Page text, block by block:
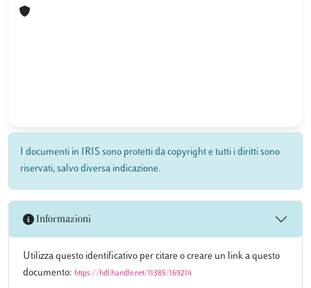
I documenti in IRIS sono protetti da copyright e tutti i diritti sono
riservati, salvo diversa indicazione.
Informazioni
Utilizza questo identificativo per citare o creare un link a questo
documento: https://hdl.handle.net/11385/169214